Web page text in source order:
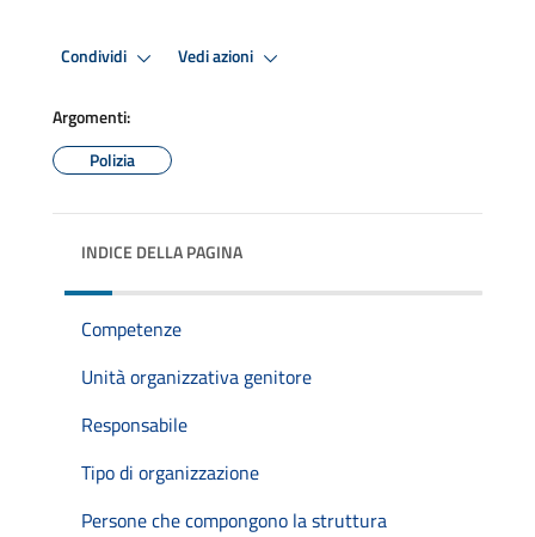
Condividi Vedi azioni
Argomenti:
Polizia
INDICE DELLA PAGINA
Competenze
Unità organizzativa genitore
Responsabile
Tipo di organizzazione
Persone che compongono la struttura